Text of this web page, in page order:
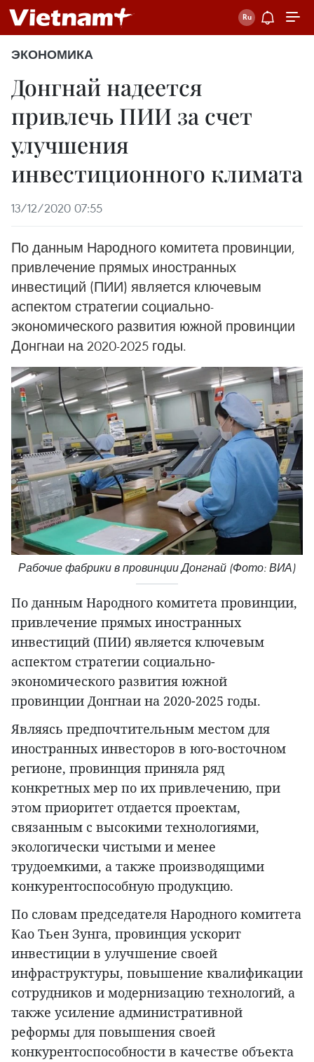
ЭКОНОМИКА
Донгнай надеется
привлечь ПИИ за счет
улучшения
инвестиционного климата
13/12/2020 07:55
По данным Народного комитета провинции,
привлечение прямых иностранных
инвестиций (ПИИ) является ключевым
аспектом стратегии социально-
экономического развития южной провинции
Донгнаи на 2020-2025 годы.
Рабочие фабрики в провинции Донгнай (Фото: ВИА)
По данным Народного комитета провинции,
привлечение прямых иностранных
инвестиций (ПИИ) является ключевым
аспектом стратегии социально-
экономического развития южной
провинции Донгнаи на 2020-2025 годы.
Являясь предпочтительным местом для
иностранных инвесторов в юго-восточном
регионе, провинция приняла ряд
конкретных мер по их привлечению, при
этом приоритет отдается проектам,
связанным с высокими технологиями,
экологически чистыми и менее
трудоемкими, а также производящими
конкурентоспособную продукцию.
По словам председателя Народного комитета
Као Тьен Зунга, провинция ускорит
инвестиции в улучшение своей
инфраструктуры, повышение квалификации
сотрудников и модернизацию технологий, а
также усиление административной
реформы для повышения своей
конкурентоспособности в качестве объекта